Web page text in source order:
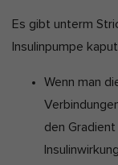
Es gibt unterm
Insulinpumpe
Wenn man
den